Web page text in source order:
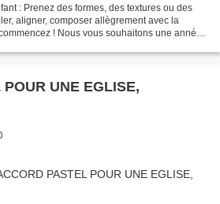
: Prenez des formes, des textures ou des
aligner, composer allègrement avec la
! Nous vous souhaitons une année
UNE EGLISE,